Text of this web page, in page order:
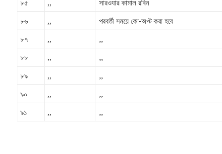
৮৫
,,
সারওযার কামাল রবিন
৮৬
,,
পরবর্তী সময়ে কো-অপ্ট করা হবে
৮৭
,,
,,
৮৮
,,
,,
৮৯
,,
,,
৯০
,,
,,
৯১
,, ,,